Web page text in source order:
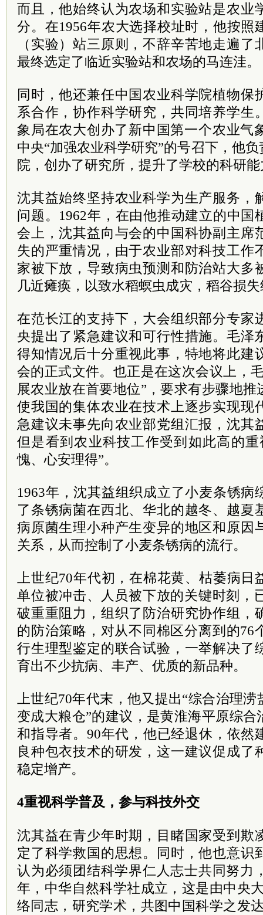
而且，他始终认为农场和实验站是农业
分。在1956年农大选择校址时，他按照
（实验）站三原则，不辞辛苦地走遍
最终选定了临近实验站和农场的马连洼。
同时，他还兼任中国农业科学院植物保
系合作，协作科学研究，共同培养学生
象局在农大创办了新中国第一个农业气
中央“加强农业科学研究”的号召下，他
院，创办了研究所，提升了学校的科研
沈其益始终坚持农业科学为生产服务，
问题。1962年，在由他推动建立的中国
会上，沈其益向与会的中国科协副主席
失的严重情况，由于农业部对科技工作
家被下放，导致病虫预测和防治站大多
几近瘫痪，以致水稻螟虫成灾，稻谷损
在范长江的支持下，大会组织部分专家
央提出了紧急建议和可行性措施。 毛泽
得知情况后十分重视此事，特地将此建
会的正式文件。也正是在这次会议上，
展农业放在首要地位”，要求有步骤地
使我国的集体农业在技术上逐步实现现
急建议未事先向农业部党组汇报，沈其
但是看到农业科技工作受到如此高的
愧、心安理得”。
1963年，沈其益组织成立了小麦条锈病
了条锈病菌在西北、华北的越冬、越夏
病原菌生理小种产生变异的地区和原因
关系，从而控制了小麦条锈病的流行。
上世纪70年代初，在棉花黄、枯萎病
单位被冲击、人员被下放的关键时刻
，
破重重阻力，组织了防治研究协作组，
的防治策略，对从不同棉区分离到的76
行生理型鉴定的联合试验，一举解决了
育出不少抗病、丰产、优质的新品种。
上世纪70年代末，他又提出“综合治理
变成大粮仓”的建议，是黄淮海平原综
和指导者。90年代，他已经退休，依然
良种包衣技术的研发，这一建议促成了
稳定增产。
4重视科学普及，参与科技外交
沈其益在青少年时期，目睹国家受到欺
定了科学救国的思想。同时，他也意识
认为必须团结科学界仁人志士共同努力
年，中华自然科学社成立，这是由中央
络同志，研究学术，共图中国科学之发